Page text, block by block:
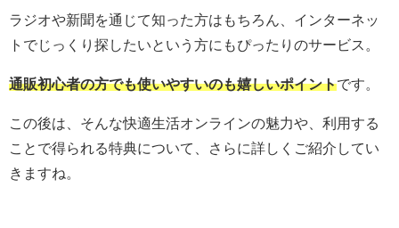
ラジオや新聞を通じて知った方はもちろん、インターネッ
トでじっくり探したいという方にもぴったりのサービス。
通販初心者の方でも使いやすいのも嬉しいポイントです。
この後は、そんな快適生活オンラインの魅力や、利用する
ことで得られる特典について、さらに詳しくご紹介してい
きますね。